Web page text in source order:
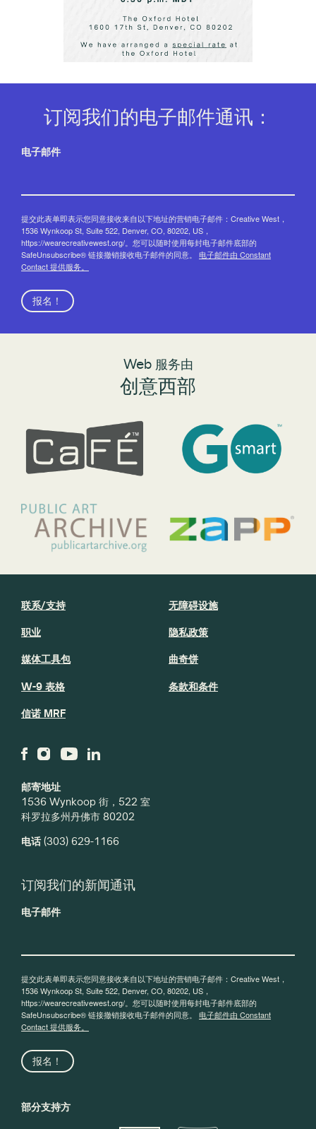
订阅我们的电子邮件通讯：
电子邮件
提交此表单即表示您同意接收来自以下地址的营销电子邮件：Creative West，
1536 Wynkoop St, Suite 522, Denver, CO, 80202, US，
https://wearecreativewest.org/。您可以随时使用每封电子邮件底部的
SafeUnsubscribe® 链接撤销接收电子邮件的同意。 电子邮件由 Constant
Contact 提供服务。
报名！
Web 服务由
创意西部
邮寄地址
1536 Wynkoop 街，522 室
科罗拉多州丹佛市 80202
电话(303) 629-1166
联系/支持
职业
媒体工具包
W-9 表格
信诺 MRF
无障碍设施
隐私政策
曲奇饼
条款和条件
订阅我们的新闻通讯
电子邮件
提交此表单即表示您同意接收来自以下地址的营销电子邮件：Creative West，
1536 Wynkoop St, Suite 522, Denver, CO, 80202, US，
https://wearecreativewest.org/。您可以随时使用每封电子邮件底部的
SafeUnsubscribe® 链接撤销接收电子邮件的同意。 电子邮件由 Constant
Contact 提供服务。
报名！
部分支持方